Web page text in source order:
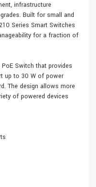
infrastructure
Built for small and
Series Smart Switches
for a fraction of
Switch that provides
up to 30 W of power
The design allows more
of powered devices